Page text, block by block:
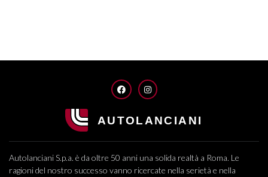
FACEBOOKINSTAGRAM
Autolanciani S.p.a. è da oltre 50 anni una solida realtà a Roma. Le
ragioni del nostro successo vanno ricercate nella serietà e nella